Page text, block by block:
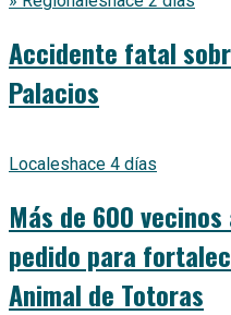
Accidente fatal
Palacios
Localeshace 4 días
Más de 600
pedido para
Animal de Totoras